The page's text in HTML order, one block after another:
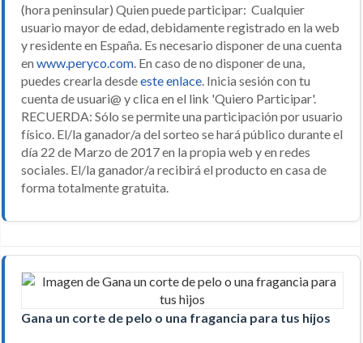
(hora peninsular) Quien puede participar: Cualquier
usuario mayor de edad, debidamente registrado en la web
y residente en España. Es necesario disponer de una cuenta
en www.peryco.com. En caso de no disponer de una,
puedes crearla desdeeste enlace. Inicia sesión con tu
cuenta de usuari@ y clica en el link 'Quiero Participar'.
RECUERDA: Sólo se permite una participación por usuario
físico. El/la ganador/a del sorteo se hará público durante el
día 22 de Marzo de 2017 en la propia web y en redes
sociales. El/la ganador/a recibirá el producto en casa de
forma totalmente gratuita.
Gana un corte de pelo o una fragancia para tus hijos